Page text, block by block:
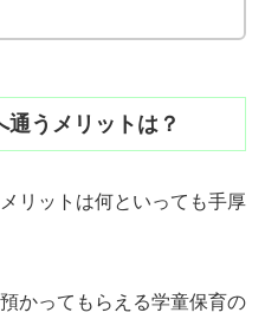
うメリットは？
リットは何といっても手厚
かってもらえる学童保育の